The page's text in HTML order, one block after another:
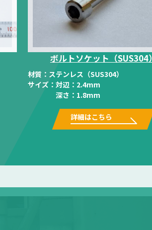
ボルトソケット（SUS304）
材質： ステンレス（SUS304）
サイズ： 対辺：2.4mm
深さ：1.8mm
詳細はこちら